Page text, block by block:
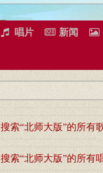
唱片 新闻
搜索“北师大版”的所有
搜索“北师大版”的所有